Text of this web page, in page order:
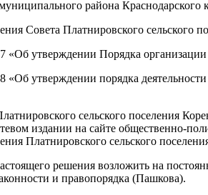
района Краснодарского
Совета Платнировского сельского
утверждении Порядка организации
утверждении порядка деятельности
сельского поселения
издании на сайте общественно-
Платнировского сельского
решения возложить на
и правопорядка (Пашкова).